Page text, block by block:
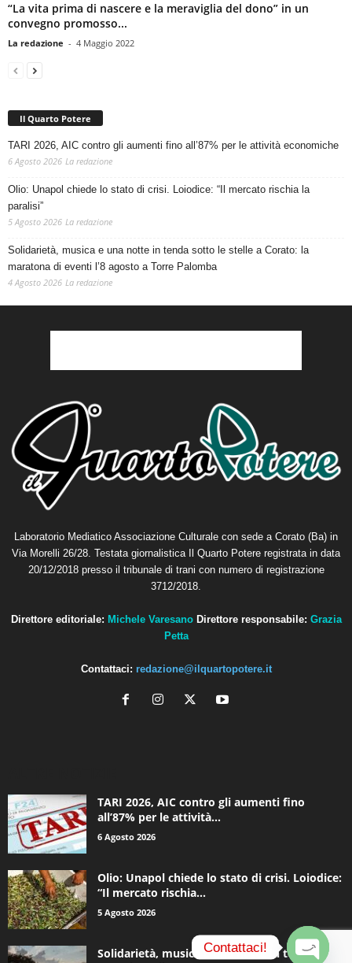
“La vita prima di nascere e la meraviglia del dono” in un
convegno promosso...
La redazione - 4 Maggio 2022
Il Quarto Potere
TARI 2026, AIC contro gli aumenti fino all’87% per le attività economiche
6 Agosto 2026 La redazione
Olio: Unapol chiede lo stato di crisi. Loiodice: “Il mercato rischia la
paralisi”
5 Agosto 2026 La redazione
Solidarietà, musica e una notte in tenda sotto le stelle a Corato: la
maratona di eventi l’8 agosto a Torre Palomba
4 Agosto 2026 La redazione
Laboratorio Mediatico Associazione Culturale con sede a Corato (Ba) in
Via Morelli 26/28. Testata giornalistica Il Quarto Potere registrata in data
20/12/2018 presso il tribunale di trani con numero di registrazione
3712/2018.
Direttore editoriale: Michele Varesano Direttore responsabile: Grazia
Petta
Contattaci: redazione@ilquartopotere.it
TARI 2026, AIC contro gli aumenti fino
all’87% per le attività...
6 Agosto 2026
Olio: Unapol chiede lo stato di crisi. Loiodice:
“Il mercato rischia...
5 Agosto 2026
Solidarietà, musica e una notte in tenda
Contattaci!